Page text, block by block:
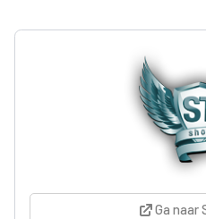
Ga naar